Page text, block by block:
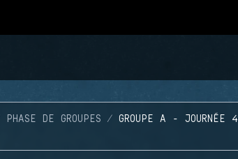
PHASE DE GROUPES GROUPE A - JOURNÉE 4